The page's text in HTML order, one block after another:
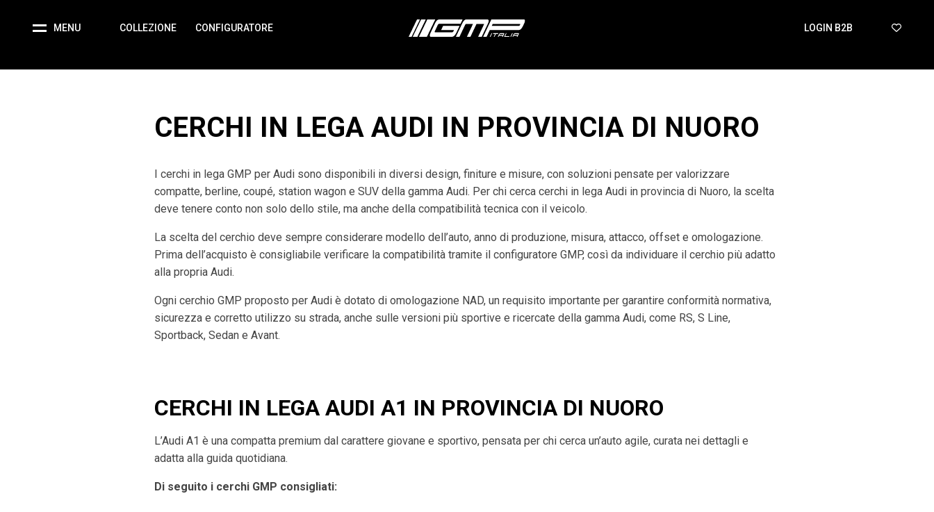
MENU COLLEZIONE CONFIGURATORE LOGIN B2B
CERCHI IN LEGA AUDI IN PROVINCIA DI NUORO
I cerchi in lega GMP per Audi sono disponibili in diversi design, finiture e misure, con soluzioni pensate per valorizzare
compatte, berline, coupé, station wagon e SUV della gamma Audi. Per chi cerca cerchi in lega Audi in provincia di Nuoro, la scelta
deve tenere conto non solo dello stile, ma anche della compatibilità tecnica con il veicolo.
La scelta del cerchio deve sempre considerare modello dell’auto, anno di produzione, misura, attacco, offset e omologazione.
Prima dell’acquisto è consigliabile verificare la compatibilità tramite il configuratore GMP, così da individuare il cerchio più adatto
alla propria Audi.
Ogni cerchio GMP proposto per Audi è dotato di omologazione NAD, un requisito importante per garantire conformità normativa,
sicurezza e corretto utilizzo su strada, anche sulle versioni più sportive e ricercate della gamma Audi, come RS, S Line,
Sportback, Sedan e Avant.
CERCHI IN LEGA AUDI A1 IN PROVINCIA DI NUORO
L’Audi A1 è una compatta premium dal carattere giovane e sportivo, pensata per chi cerca un’auto agile, curata nei dettagli e
adatta alla guida quotidiana.
Di seguito i cerchi GMP consigliati: